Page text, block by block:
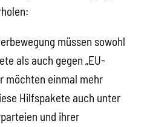
müssen sowohl
als auch gegen „EU-
möchten einmal mehr
Hilfspakete auch unter
und ihrer